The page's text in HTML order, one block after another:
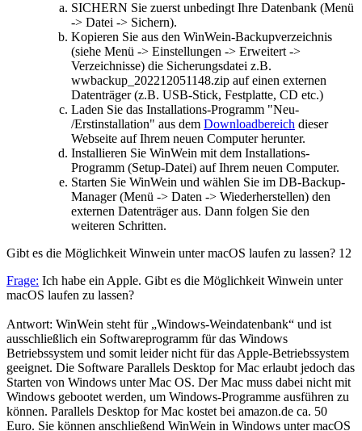
SICHERN Sie zuerst unbedingt Ihre Datenbank (Menü
-> Datei -> Sichern).
Kopieren Sie aus den WinWein-Backupverzeichnis
(siehe Menü -> Einstellungen -> Erweitert ->
Verzeichnisse) die Sicherungsdatei z.B.
wwbackup_202212051148.zip auf einen externen
Datenträger (z.B. USB-Stick, Festplatte, CD etc.)
Laden Sie das Installations-Programm "Neu-
/Erstinstallation" aus dem Downloadbereich dieser
Webseite auf Ihrem neuen Computer herunter.
Installieren Sie WinWein mit dem Installations-
Programm (Setup-Datei) auf Ihrem neuen Computer.
Starten Sie WinWein und wählen Sie im DB-Backup-
Manager (Menü -> Daten -> Wiederherstellen) den
externen Datenträger aus. Dann folgen Sie den
weiteren Schritten.
Gibt es die Möglichkeit Winwein unter macOS laufen zu lassen? 12
Frage: Ich habe ein Apple. Gibt es die Möglichkeit Winwein unter
macOS laufen zu lassen?
Antwort: WinWein steht für „Windows-Weindatenbank“ und ist
ausschließlich ein Softwareprogramm für das Windows
Betriebssystem und somit leider nicht für das Apple-Betriebssystem
geeignet. Die Software Parallels Desktop for Mac erlaubt jedoch das
Starten von Windows unter Mac OS. Der Mac muss dabei nicht mit
Windows gebootet werden, um Windows-Programme ausführen zu
können. Parallels Desktop for Mac kostet bei amazon.de ca. 50
Euro. Sie können anschließend WinWein in Windows unter macOS